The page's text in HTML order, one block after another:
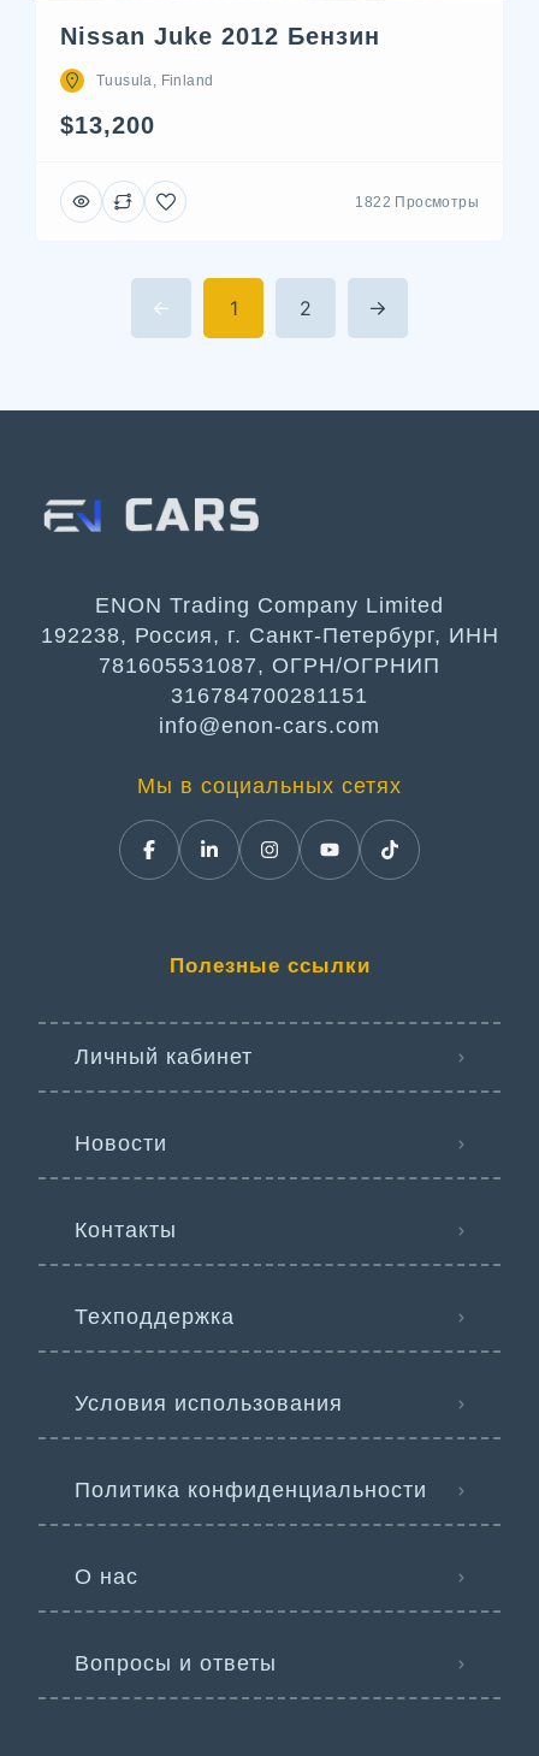
Nissan Juke 2012 Бензин
Tuusula, Finland
$13,200
1822 Просмотры
1 2
ENON Trading Company Limited
192238, Россия, г. Санкт-Петербург, ИНН
781605531087, ОГРН/ОГРНИП
316784700281151
info@enon-cars.com
Мы в социальных сетях
Полезные ссылки
Личный кабинет
Новости
Контакты
Техподдержка
Условия использования
Политика конфиденциальности
О нас
Вопросы и ответы